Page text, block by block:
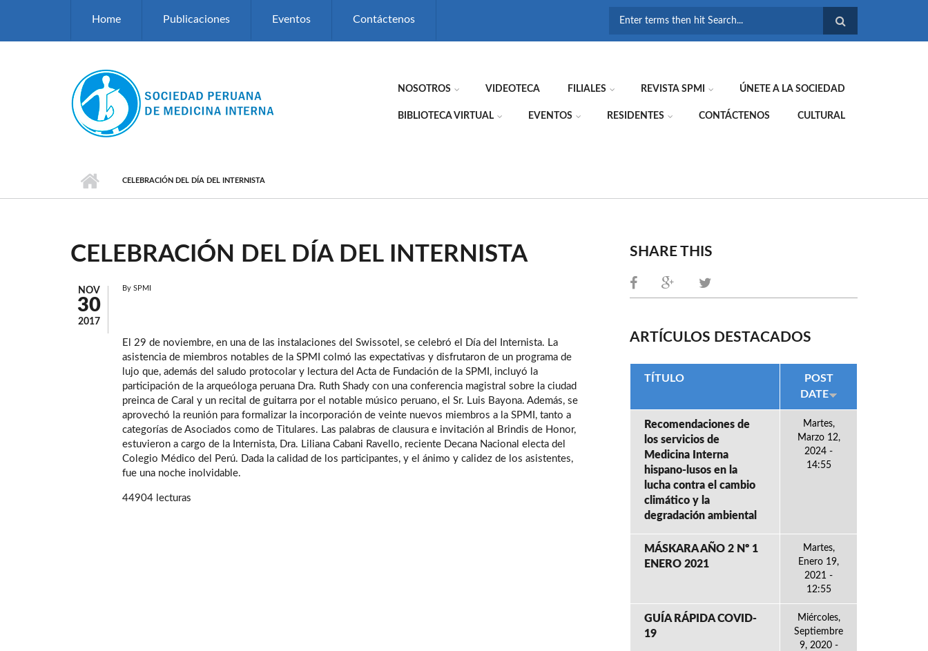
Home Publicaciones Eventos Contáctenos
NOSOTROS VIDEOTECA FILIALES REVISTA SPMI ÚNETE A LA SOCIEDAD
BIBLIOTECA VIRTUAL EVENTOS RESIDENTES CONTÁCTENOS CULTURAL
CELEBRACIÓN DEL DÍA DEL INTERNISTA
CELEBRACIÓN DEL DÍA DEL INTERNISTA
NOV
30
2017
By SPMI
El 29 de noviembre, en una de las instalaciones del Swissotel, se celebró el Día del Internista. La
asistencia de miembros notables de la SPMI colmó las expectativas y disfrutaron de un programa de
lujo que, además del saludo protocolar y lectura del Acta de Fundación de la SPMI, incluyó la
participación de la arqueóloga peruana Dra. Ruth Shady con una conferencia magistral sobre la ciudad
preinca de Caral y un recital de guitarra por el notable músico peruano, el Sr. Luis Bayona. Además, se
aprovechó la reunión para formalizar la incorporación de veinte nuevos miembros a la SPMI, tanto a
categorías de Asociados como de Titulares. Las palabras de clausura e invitación al Brindis de Honor,
estuvieron a cargo de la Internista, Dra. Liliana Cabani Ravello, reciente Decana Nacional electa del
Colegio Médico del Perú. Dada la calidad de los participantes, y el ánimo y calidez de los asistentes,
fue una noche inolvidable.
44904 lecturas
SHARE THIS
ARTÍCULOS DESTACADOS
TÍTULO
POST
DATE
Recomendaciones de
los servicios de
Medicina Interna
hispano-lusos en la
lucha contra el cambio
climático y la
degradación ambiental
Martes,
Marzo 12,
2024 -
14:55
MÁSKARA AÑO 2 Nº 1
ENERO 2021
Martes,
Enero 19,
2021 -
12:55
GUÍA RÁPIDA COVID-
19
Miércoles,
Septiembre
9, 2020 -